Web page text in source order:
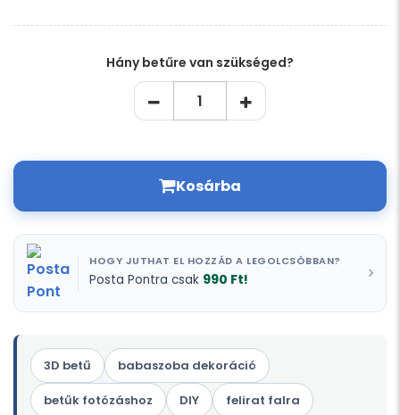
Hány betűre van szükséged?
Kosárba
HOGY JUTHAT EL HOZZÁD A LEGOLCSÓBBAN?
Posta Pontra csak 990 Ft!
3D betű babaszoba dekoráció
betűk fotózáshoz DIY felirat falra